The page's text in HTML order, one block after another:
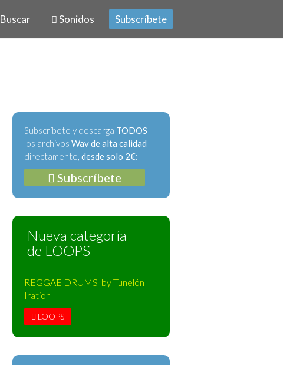
Buscar Sonidos Subscríbete
Subscríbete y descarga TODOS
los archivos Wav de alta calidad
directamente, desde solo 2€:
Subscríbete
Nueva categoría
de LOOPS
REGGAE DRUMS by Tunelón
Iration
LOOPS